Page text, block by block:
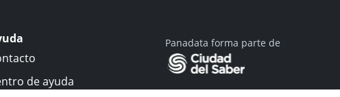
de ayuda
Panadata forma parte de